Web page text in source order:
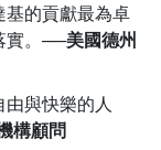
的貢獻最為卓
。 ──美國德州
與快樂的人
構顧問